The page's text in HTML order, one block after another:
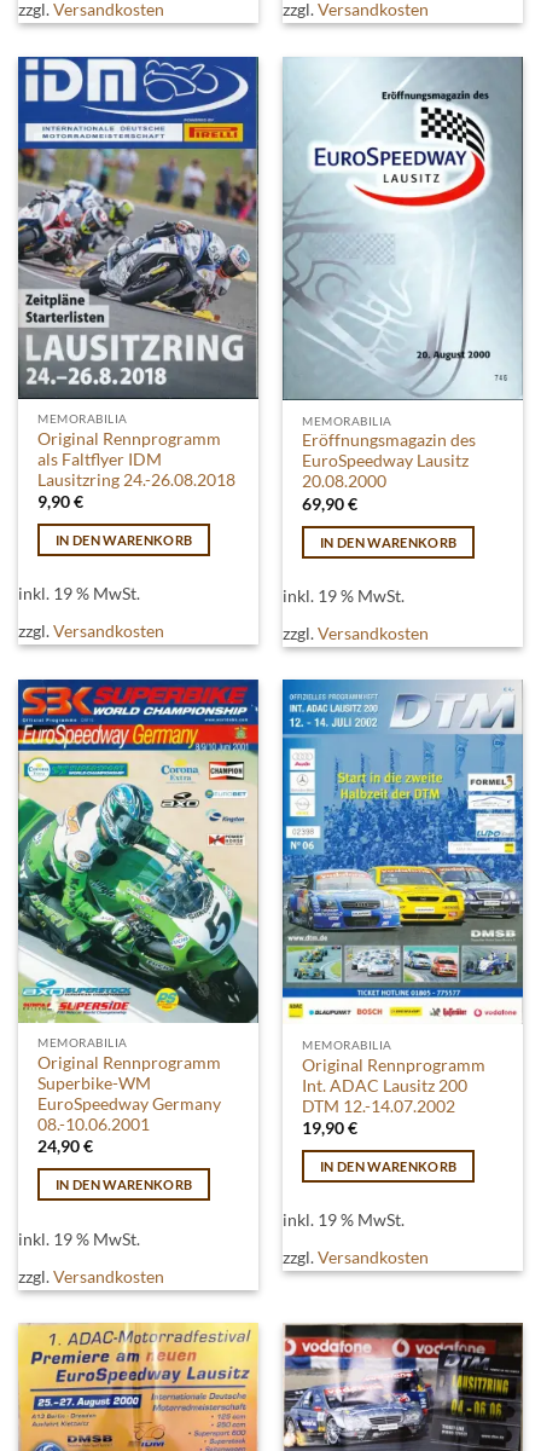
mehrere
auf.
Die
Optionen
können
auf
der
Produktseite
gewählt
werden
zzgl.Versandkosten
mehrere
können
auf
der
Produktseite
gewählt
werden
zzgl.Versandkosten
MEMORABILIA
Original Rennprogramm
als Faltflyer IDM
Lausitzring 24.-26.08.2018
9,90€
IN DEN WARENKORB
inkl. 19 % MwSt.
zzgl.Versandkosten
MEMORABILIA
Eröffnungsmagazin des
EuroSpeedway Lausitz
20.08.2000
69,90€
IN DEN WARENKORB
inkl. 19 % MwSt.
zzgl.Versandkosten
MEMORABILIA
Original Rennprogramm
Superbike-WM
EuroSpeedway Germany
08.-10.06.2001
24,90€
IN DEN WARENKORB
inkl. 19 % MwSt.
zzgl.Versandkosten
MEMORABILIA
Original Rennprogramm
Int. ADAC Lausitz 200
DTM 12.-14.07.2002
19,90€
IN DEN WARENKORB
inkl. 19 % MwSt.
zzgl.Versandkosten